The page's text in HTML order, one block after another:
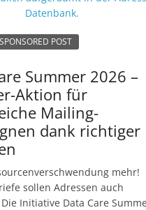
POST
Summer 2026 –
Aktion für
Mailing-
dank richtiger
mehr!
sollen Adressen auch
Initiative Data Care